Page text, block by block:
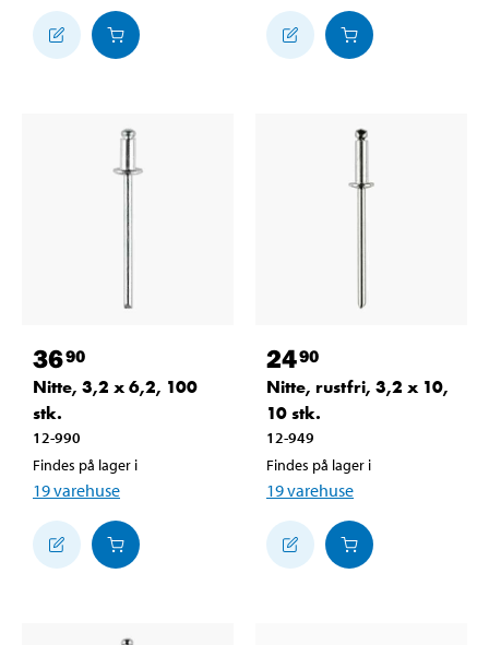
3690
Nitte, 3,2 x 6,2, 100
stk.
12-990
Findes på lager i
19varehuse
2490
Nitte, rustfri, 3,2 x 10,
10 stk.
12-949
Findes på lager i
19varehuse